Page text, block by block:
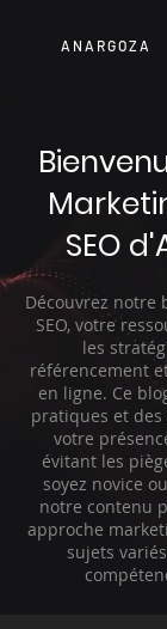
A N A R G O Z A
SEO
Découvrez notre
SEO, votre
les
référencement
en ligne. Ce
pratiques et
votre
évitant les
soyez novice
notre contenu
approche
sujets